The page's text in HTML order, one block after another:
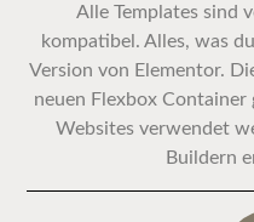
Alle Templates sind
kompatibel. Alles, was
Version von Elementor.
neuen Flexbox
Websites verwendet
Buildern